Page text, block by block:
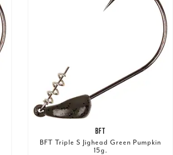
BFT
BFT Triple S Jighead Green Pumpkin
15g.